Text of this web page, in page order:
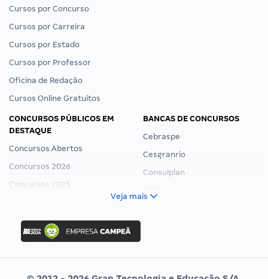
Cursos por Concurso
Cursos por Carreira
Cursos por Estado
Cursos por Professor
Oficina de Redação
Cursos Online Gratuitos
CONCURSOS PÚBLICOS EM
DESTAQUE
Concursos Abertos
Concursos 2026
Concursos 2025
Concurso Ibama
Concurso MPU
Editais publicados
BANCAS DE CONCURSOS
Cebraspe
Cesgranrio
Consulplan
Veja mais